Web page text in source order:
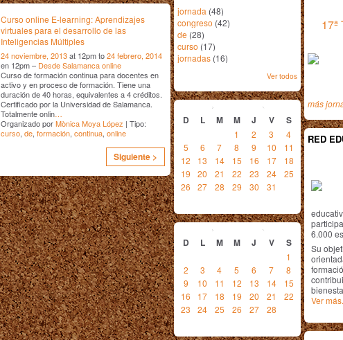
Curso online E-learning: Aprendizajes
virtuales para el desarrollo de las
Inteligencias Múltiples
24 noviembre, 2013at 12pm to24 febrero, 2014
en 12pm – Desde Salamanca online
Curso de formación continua para docentes en
activo y en proceso de formación. Tiene una
duración de 40 horas, equivalentes a 4 créditos.
Certificado por la Universidad de Salamanca.
Totalmente onlin …
Organizado porMònica Moya López | Tipo:
curso, de, formación, continua, online
Siguiente >
jornada (48)
congreso (42)
de (28)
curso (17)
jornadas (16)
Ver todos
enero 2014
D L M M J V S
1 2 3
4
5
6 7 8 9 10
11
12
13 14 15 16 17
18
19
20 21 22 23 24
25
26
27 28 29 30 31
febrero 2014
D L M M J V S
1
2
3 4 5 6 7
8
9
10 11 12 13 14
15
16
17 18 19 20 21
22
23
24 25 26 27 28
más
RED
6.000
Su
Ver